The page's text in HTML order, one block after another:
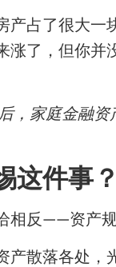
产占了很大
了，但你
，家庭金融
这件事？
反——资产
散落各处，